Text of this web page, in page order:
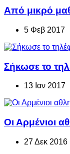
Από μικρό
5 Φεβ 2017
Σήκωσε το
13 Ιαν 2017
Οι Αρμένιοι
27 Δεκ 2016